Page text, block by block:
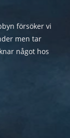
försöker vi
men tar
något hos